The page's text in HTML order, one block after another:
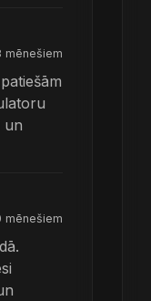
mēnešiem
un
mēnešiem